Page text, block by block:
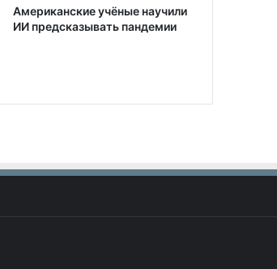
Американские учёные научили
ИИ предсказывать пандемии